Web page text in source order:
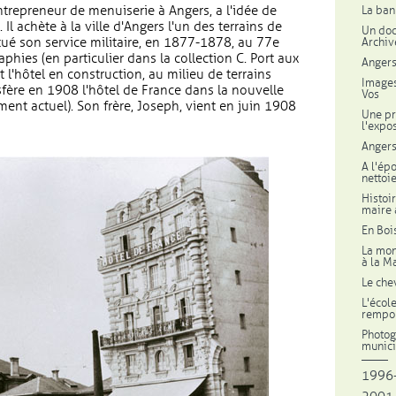
de menuiserie à Angers, a l'idée de
achète à la ville d'Angers l'un des terrains de
son service militaire, en 1877-1878, au 77e
(en particulier dans la collection C. Port aux
l'hôtel en construction, au milieu de terrains
en 1908 l'hôtel de France dans la nouvelle
actuel). Son frère, Joseph, vient en juin 1908
La
Un
Vos
Une
A
maire
En
La
à la
Le